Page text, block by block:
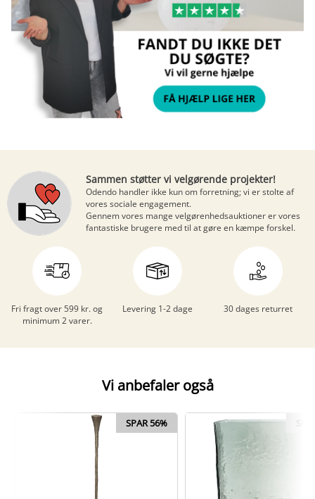
Fri fragt over 599 kr. og
minimum 2 varer.
Levering 1-2 dage 30 dages returret
Sammen støtter vi velgørende projekter!
Odendo handler ikke kun om forretning; vi er stolte af
vores sociale engagement.
Gennem vores mange velgørenhedsauktionerer vores
fantastiske brugere med til at gøre en kæmpe forskel.
Vi anbefaler også
SPAR 56%